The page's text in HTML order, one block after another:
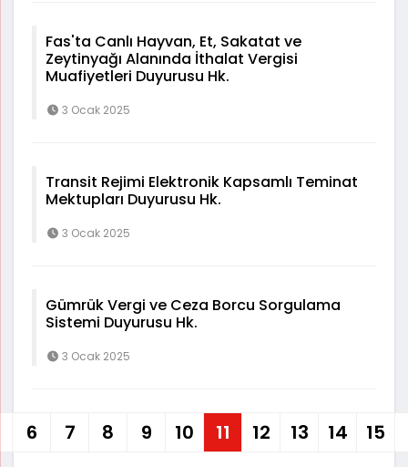
Fas'ta Canlı Hayvan, Et, Sakatat ve
Zeytinyağı Alanında İthalat Vergisi
Muafiyetleri Duyurusu Hk.
3 Ocak 2025
Transit Rejimi Elektronik Kapsamlı Teminat
Mektupları Duyurusu Hk.
3 Ocak 2025
Gümrük Vergi ve Ceza Borcu Sorgulama
Sistemi Duyurusu Hk.
3 Ocak 2025
6 7 8 9 10 11 12 13 14 15